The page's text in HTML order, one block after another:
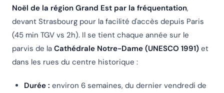
Noël de la région Grand Est par la fréquentation,
devant Strasbourg pour la facilité d'accès depuis Paris
(45 min TGV vs 2h). Il se tient chaque année sur le
parvis de la Cathédrale Notre-Dame (UNESCO 1991) et
dans les rues du centre historique :
Durée : environ 6 semaines, du dernier vendredi de